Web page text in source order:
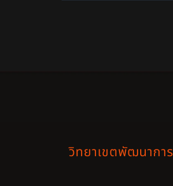
วิทยาเขตพัฒนาการ